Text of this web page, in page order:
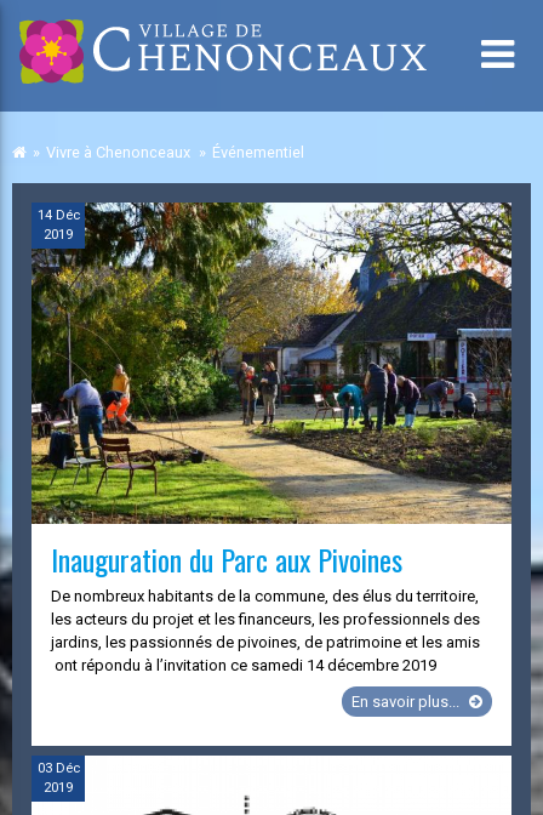
Vivre à Chenonceaux Événementiel
14Déc
2019
Inauguration du Parc aux Pivoines
De nombreux habitants de la commune, des élus du territoire,
les acteurs du projet et les financeurs, les professionnels des
jardins, les passionnés de pivoines, de patrimoine et les amis
ont répondu à l’invitation ce samedi 14 décembre 2019
En savoir plus...
Parc
03Déc
2019